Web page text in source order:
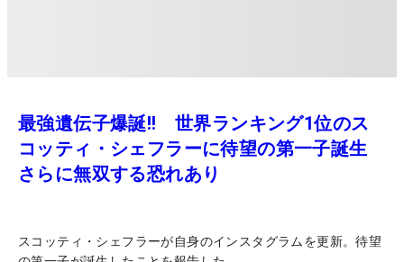
最強遺伝子爆誕!! 世界ランキング1位のス
コッティ・シェフラーに待望の第一子誕生
さらに無双する恐れあり
スコッティ・シェフラーが自身のインスタグラムを更新。待望